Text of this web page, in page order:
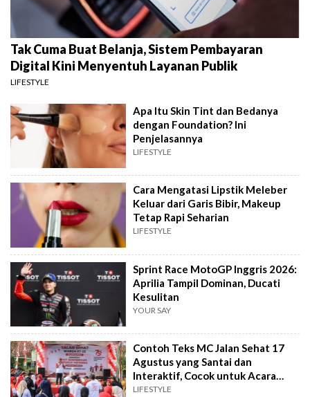
Tak Cuma Buat Belanja, Sistem Pembayaran
Digital Kini Menyentuh Layanan Publik
LIFESTYLE
Apa Itu Skin Tint dan Bedanya
dengan Foundation? Ini
Penjelasannya
LIFESTYLE
Cara Mengatasi Lipstik Meleber
Keluar dari Garis Bibir, Makeup
Tetap Rapi Seharian
LIFESTYLE
Sprint Race MotoGP Inggris 2026:
Aprilia Tampil Dominan, Ducati
Kesulitan
YOUR SAY
Contoh Teks MC Jalan Sehat 17
Agustus yang Santai dan
Interaktif, Cocok untuk Acara
Tingkat RT
LIFESTYLE